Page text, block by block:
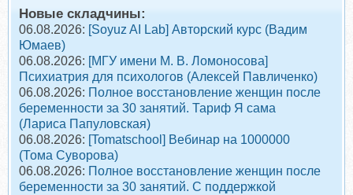
Новые складчины:
06.08.2026: [Soyuz AI Lab] Авторский курс (Вадим
Юмаев)
06.08.2026: [МГУ имени М. В. Ломоносова]
Психиатрия для психологов (Алексей Павличенко)
06.08.2026: Полное восстановление женщин после
беременности за 30 занятий. Тариф Я сама
(Лариса Папуловская)
06.08.2026: [Tomatschool] Вебинар на 1000000
(Тома Суворова)
06.08.2026: Полное восстановление женщин после
беременности за 30 занятий. С поддержкой